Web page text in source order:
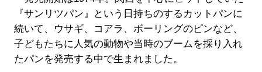
『サンリツパン』という日持ちのするカットパンに
続いて、ウサギ、コアラ、ボーリングのピンなど、
子どもたちに人気の動物や当時のブームを採り入れ
たパンを発売する中で生まれました。